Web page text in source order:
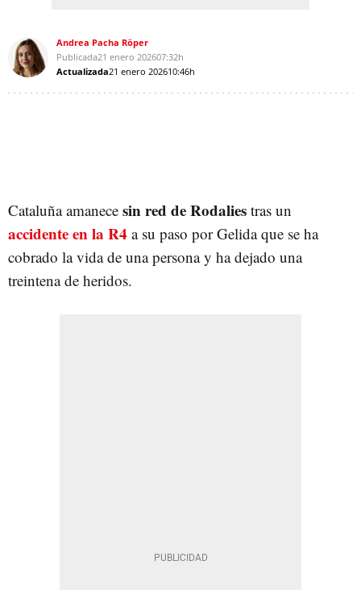
Andrea Pacha Röper
Publicada21 enero 202607:32h
Actualizada21 enero 202610:46h
Cataluña amanece sin red de Rodalies tras un
accidente en la R4 a su paso por Gelida que se ha
cobrado la vida de una persona y ha dejado una
treintena de heridos.